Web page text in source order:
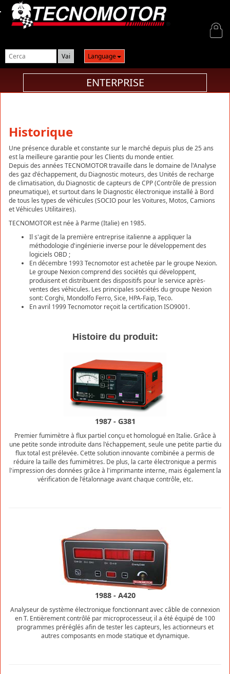
Language
Login
ENTERPRISE
Historique
Une présence durable et constante sur le marché depuis plus de 25 ans
est la meilleure garantie pour les Clients du monde entier.
Depuis des années TECNOMOTOR travaille dans le domaine de l'Analyse
des gaz d'échappement, du Diagnostic moteurs, des Unités de recharge
de climatisation, du Diagnostic de capteurs de CPP (Contrôle de pression
pneumatique), et surtout dans le Diagnostic électronique installé à Bord
de tous les types de véhicules (SOCIO pour les Voitures, Motos, Camions
et Véhicules Utilitaires).
TECNOMOTOR est née à Parme (Italie) en 1985.
Il s'agit de la première entreprise italienne a appliquer la
méthodologie d'ingénierie inverse pour le développement des
logiciels OBD ;
En décembre 1993 Tecnomotor est achetée par le groupe Nexion.
Le groupe Nexion comprend des sociétés qui développent,
produisent et distribuent des dispositifs pour le service après-
ventes des véhicules. Les principales sociétés du groupe Nexion
sont: Corghi, Mondolfo Ferro, Sice, HPA-Faip, Teco.
En avril 1999 Tecnomotor reçoit la certification ISO9001.
Histoire du produit:
1987 - G381
Premier fumimètre à flux partiel conçu et homologué en Italie. Grâce à
une petite sonde introduite dans l'échappement, seule une petite partie du
flux total est prélevée. Cette solution innovante combinée a permis de
réduire la taille des fumimètres. De plus, la carte électronique a permis
l'impression des données grâce à l'imprimante interne, mais également la
vérification de l'étalonnage avant chaque contrôle, etc.
1988 - A420
Analyseur de système électronique fonctionnant avec câble de connexion
en T. Entièrement contrôlé par microprocesseur, il a été équipé de 100
programmes préréglés afin de tester les capteurs, les actionneurs et
autres composants en mode statique et dynamique.